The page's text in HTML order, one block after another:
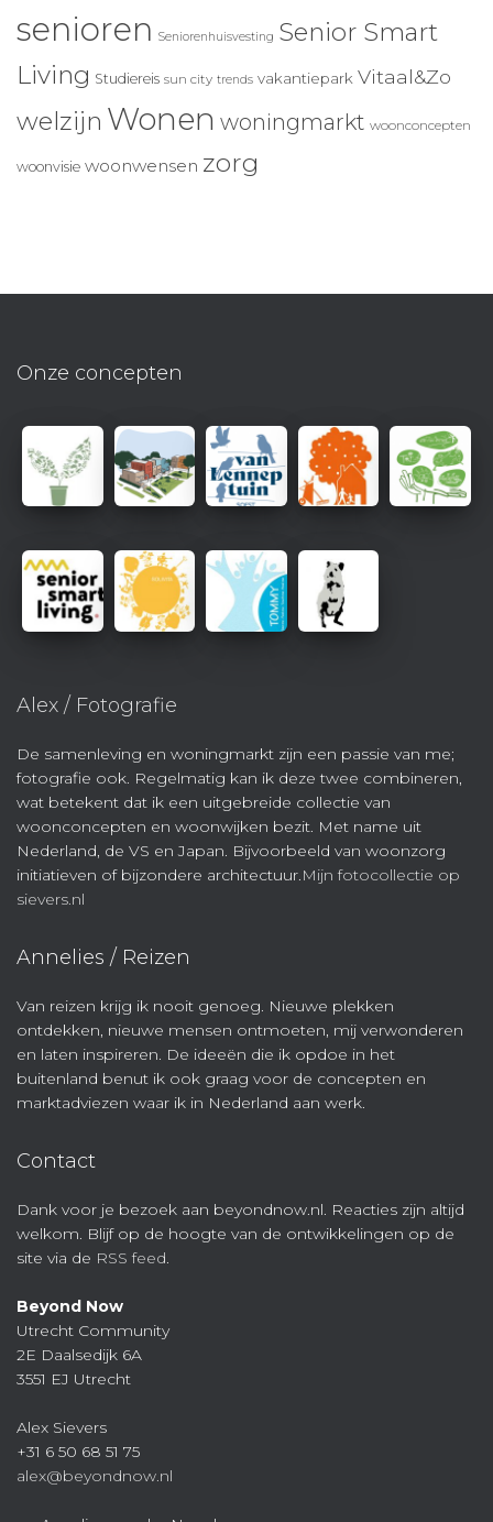
senioren Seniorenhuisvesting Senior Smart
Living Studiereis sun city trends vakantiepark Vitaal&Zo
welzijn Wonen woningmarkt woonconcepten
woonvisie woonwensen zorg
Onze concepten
Alex / Fotografie
De samenleving en woningmarkt zijn een passie van me;
fotografie ook. Regelmatig kan ik deze twee combineren,
wat betekent dat ik een uitgebreide collectie van
woonconcepten en woonwijken bezit. Met name uit
Nederland, de VS en Japan. Bijvoorbeeld van woonzorg
initiatieven of bijzondere architectuur.Mijn fotocollectie op
sievers.nl
Annelies / Reizen
Van reizen krijg ik nooit genoeg. Nieuwe plekken
ontdekken, nieuwe mensen ontmoeten, mij verwonderen
en laten inspireren. De ideeën die ik opdoe in het
buitenland benut ik ook graag voor de concepten en
marktadviezen waar ik in Nederland aan werk.
Contact
Dank voor je bezoek aan beyondnow.nl. Reacties zijn altijd
welkom. Blijf op de hoogte van de ontwikkelingen op de
site via de RSS feed.
Beyond Now
Utrecht Community
2E Daalsedijk 6A
3551 EJ Utrecht
Alex Sievers
+31 6 50 68 51 75
alex@beyondnow.nl